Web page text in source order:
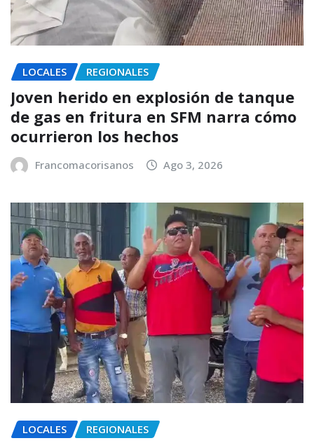
LOCALES REGIONALES
Joven herido en explosión de tanque
de gas en fritura en SFM narra cómo
ocurrieron los hechos
Francomacorisanos Ago 3, 2026
LOCALES REGIONALES